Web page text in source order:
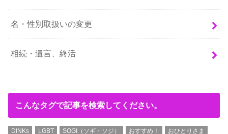
名・性別取扱いの変更
相続・遺言、終活
こんなタグで記事を検索してください。
DINKs LGBT SOGI（ソギ・ソジ） おすすめ！ おひとりさま